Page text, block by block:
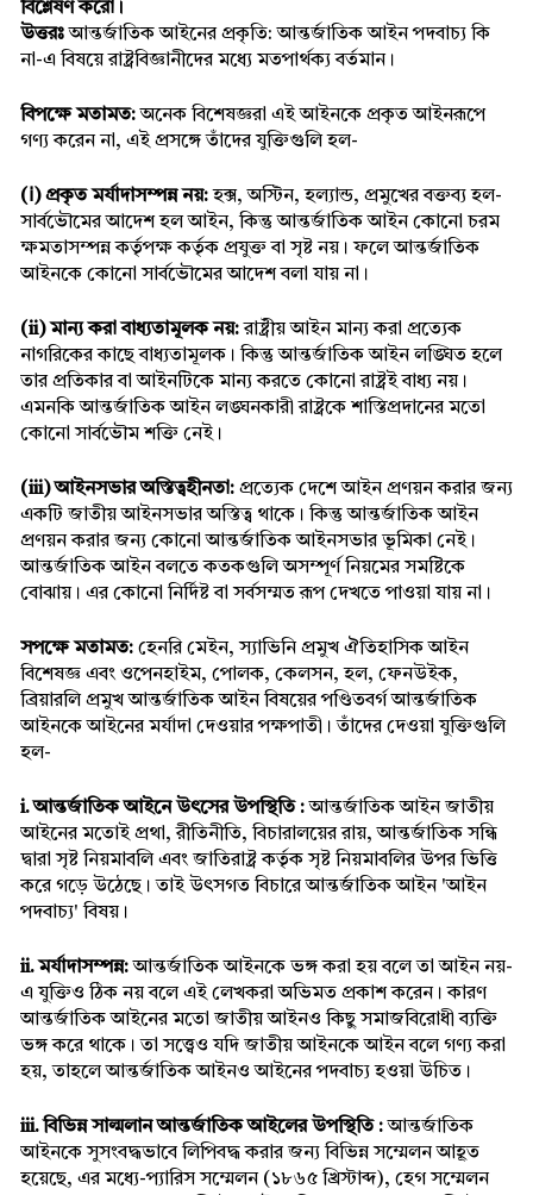
বিশ্লেষণ করো।
উত্তরঃ আন্তর্জাতিক আইনের প্রকৃতি: আন্তর্জাতিক আইন পদবাচ্য কি
না-এ বিষয়ে রাষ্ট্রবিজ্ঞানীদের মধ্যে মতপার্থক্য বর্তমান।
বিপক্ষে মতামত: অনেক বিশেষজ্ঞরা এই আইনকে প্রকৃত আইনরূপে
গণ্য করেন না, এই প্রসঙ্গে তাঁদের যুক্তিগুলি হল-
(ⅰ) প্রকৃত মর্যাদাসম্পন্ন নয়: হক্স, অস্টিন, হল্যান্ড, প্রমুখের বক্তব্য হল-
সার্বভৌমের আদেশ হল আইন, কিন্তু আন্তর্জাতিক আইন কোনো চরম
ক্ষমতাসম্পন্ন কর্তৃপক্ষ কর্তৃক প্রযুক্ত বা সৃষ্ট নয়। ফলে আন্তর্জাতিক
আইনকে কোনো সার্বভৌমের আদেশ বলা যায় না।
(ii) মান্য করা বাধ্যতামূলক নয়: রাষ্ট্রীয় আইন মান্য করা প্রত্যেক
নাগরিকের কাছে বাধ্যতামূলক। কিন্তু আন্তর্জাতিক আইন লঙ্ঘিত হলে
তার প্রতিকার বা আইনটিকে মান্য করতে কোনো রাষ্ট্রই বাধ্য নয়।
এমনকি আন্তর্জাতিক আইন লঙ্ঘনকারী রাষ্ট্রকে শাস্তিপ্রদানের মতো
কোনো সার্বভৌম শক্তি নেই।
(iii) আইনসভার অস্তিত্বহীনতা: প্রত্যেক দেশে আইন প্রণয়ন করার জন্য
একটি জাতীয় আইনসভার অস্তিত্ব থাকে। কিন্তু আন্তর্জাতিক আইন
প্রণয়ন করার জন্য কোনো আন্তর্জাতিক আইনসভার ভূমিকা নেই।
আন্তর্জাতিক আইন বলতে কতকগুলি অসম্পূর্ণ নিয়মের সমষ্টিকে
বোঝায়। এর কোনো নির্দিষ্ট বা সর্বসম্মত রূপ দেখতে পাওয়া যায় না।
সপক্ষে মতামত: হেনরি মেইন, স্যাভিনি প্রমুখ ঐতিহাসিক আইন
বিশেষজ্ঞ এবং ওপেনহাইম, পোলক, কেলসন, হল, ফেনউইক,
ব্রিয়ারলি প্রমুখ আন্তর্জাতিক আইন বিষয়ের পণ্ডিতবর্গ আন্তর্জাতিক
আইনকে আইনের মর্যাদা দেওয়ার পক্ষপাতী। তাঁদের দেওয়া যুক্তিগুলি
হল-
i. আন্তর্জাতিক আইনে উৎসের উপস্থিতি : আন্তর্জাতিক আইন জাতীয়
আইনের মতোই প্রথা, রীতিনীতি, বিচারালয়ের রায়, আন্তর্জাতিক সন্ধি
দ্বারা সৃষ্ট নিয়মাবলি এবং জাতিরাষ্ট্র কর্তৃক সৃষ্ট নিয়মাবলির উপর ভিত্তি
করে গড়ে উঠেছে। তাই উৎসগত বিচারে আন্তর্জাতিক আইন 'আইন
পদবাচ্য' বিষয়।
ii. মর্যাদাসম্পন্ন: আন্তর্জাতিক আইনকে ভঙ্গ করা হয় বলে তা আইন নয়-
এ যুক্তিও ঠিক নয় বলে এই লেখকরা অভিমত প্রকাশ করেন। কারণ
আন্তর্জাতিক আইনের মতো জাতীয় আইনও কিছু সমাজবিরোধী ব্যক্তি
ভঙ্গ করে থাকে। তা সত্ত্বেও যদি জাতীয় আইনকে আইন বলে গণ্য করা
হয়, তাহলে আন্তর্জাতিক আইনও আইনের পদবাচ্য হওয়া উচিত।
iii. বিভিন্ন সাল্মলান আন্তর্জাতিক আইলের উপস্থিতি : আন্তর্জাতিক
আইনকে সুসংবদ্ধভাবে লিপিবদ্ধ করার জন্য বিভিন্ন সম্মেলন আহূত
হয়েছে, এর মধ্যে-প্যারিস সম্মেলন (১৮৬৫ খ্রিস্টাব্দ), হেগ সম্মেলন